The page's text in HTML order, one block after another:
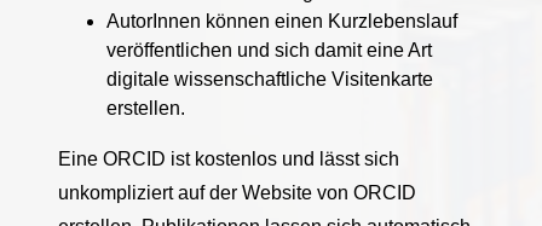
AutorInnen können einen Kurzlebenslauf
veröffentlichen und sich damit eine Art
digitale wissenschaftliche Visitenkarte
erstellen.
Eine ORCID ist kostenlos und lässt sich
unkompliziert auf der Website von ORCID